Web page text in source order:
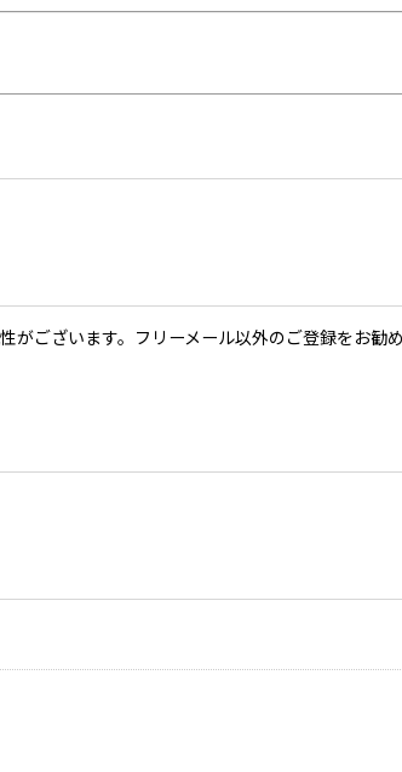
ございます。フリーメール以外のご登録をお勧め